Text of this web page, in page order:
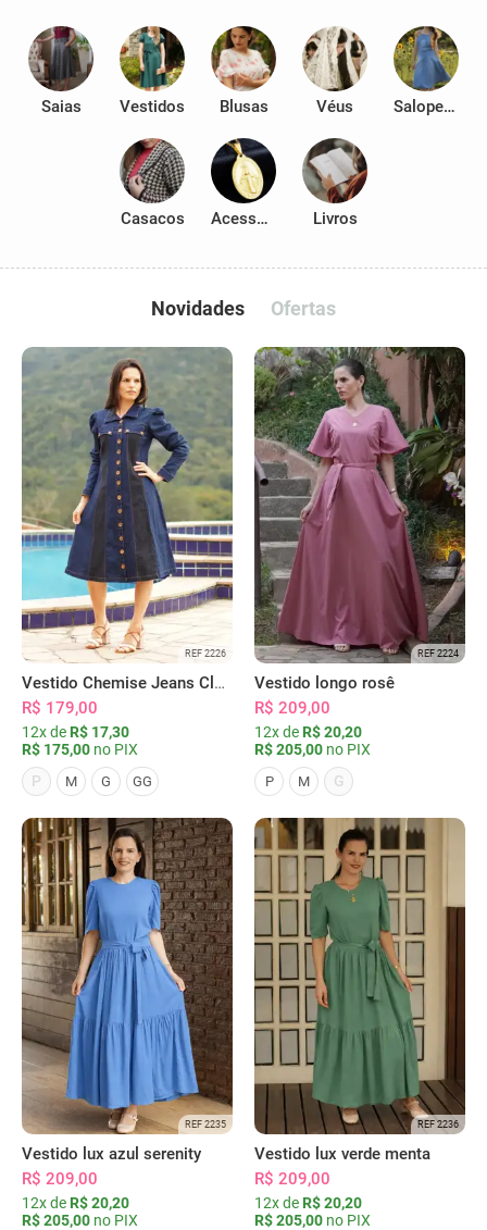
Saias Vestidos Blusas Véus Salopetes
Casacos Acessórios Livros
Novidades Ofertas
REF 2226
Vestido Chemise Jeans Clássica Serena
R$ 179,00
12x de R$ 17,30
R$ 175,00 no PIX
P
M G GG
REF 2224
Vestido longo rosê
R$ 209,00
12x de R$ 20,20
R$ 205,00 no PIX
P M G
REF 2235
Vestido lux azul serenity
R$ 209,00
12x de R$ 20,20
R$ 205,00 no PIX
REF 2236
Vestido lux verde menta
R$ 209,00
12x de R$ 20,20
R$ 205,00 no PIX